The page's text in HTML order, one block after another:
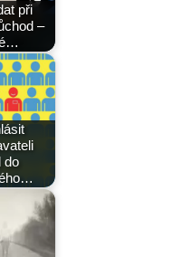
při
–
do